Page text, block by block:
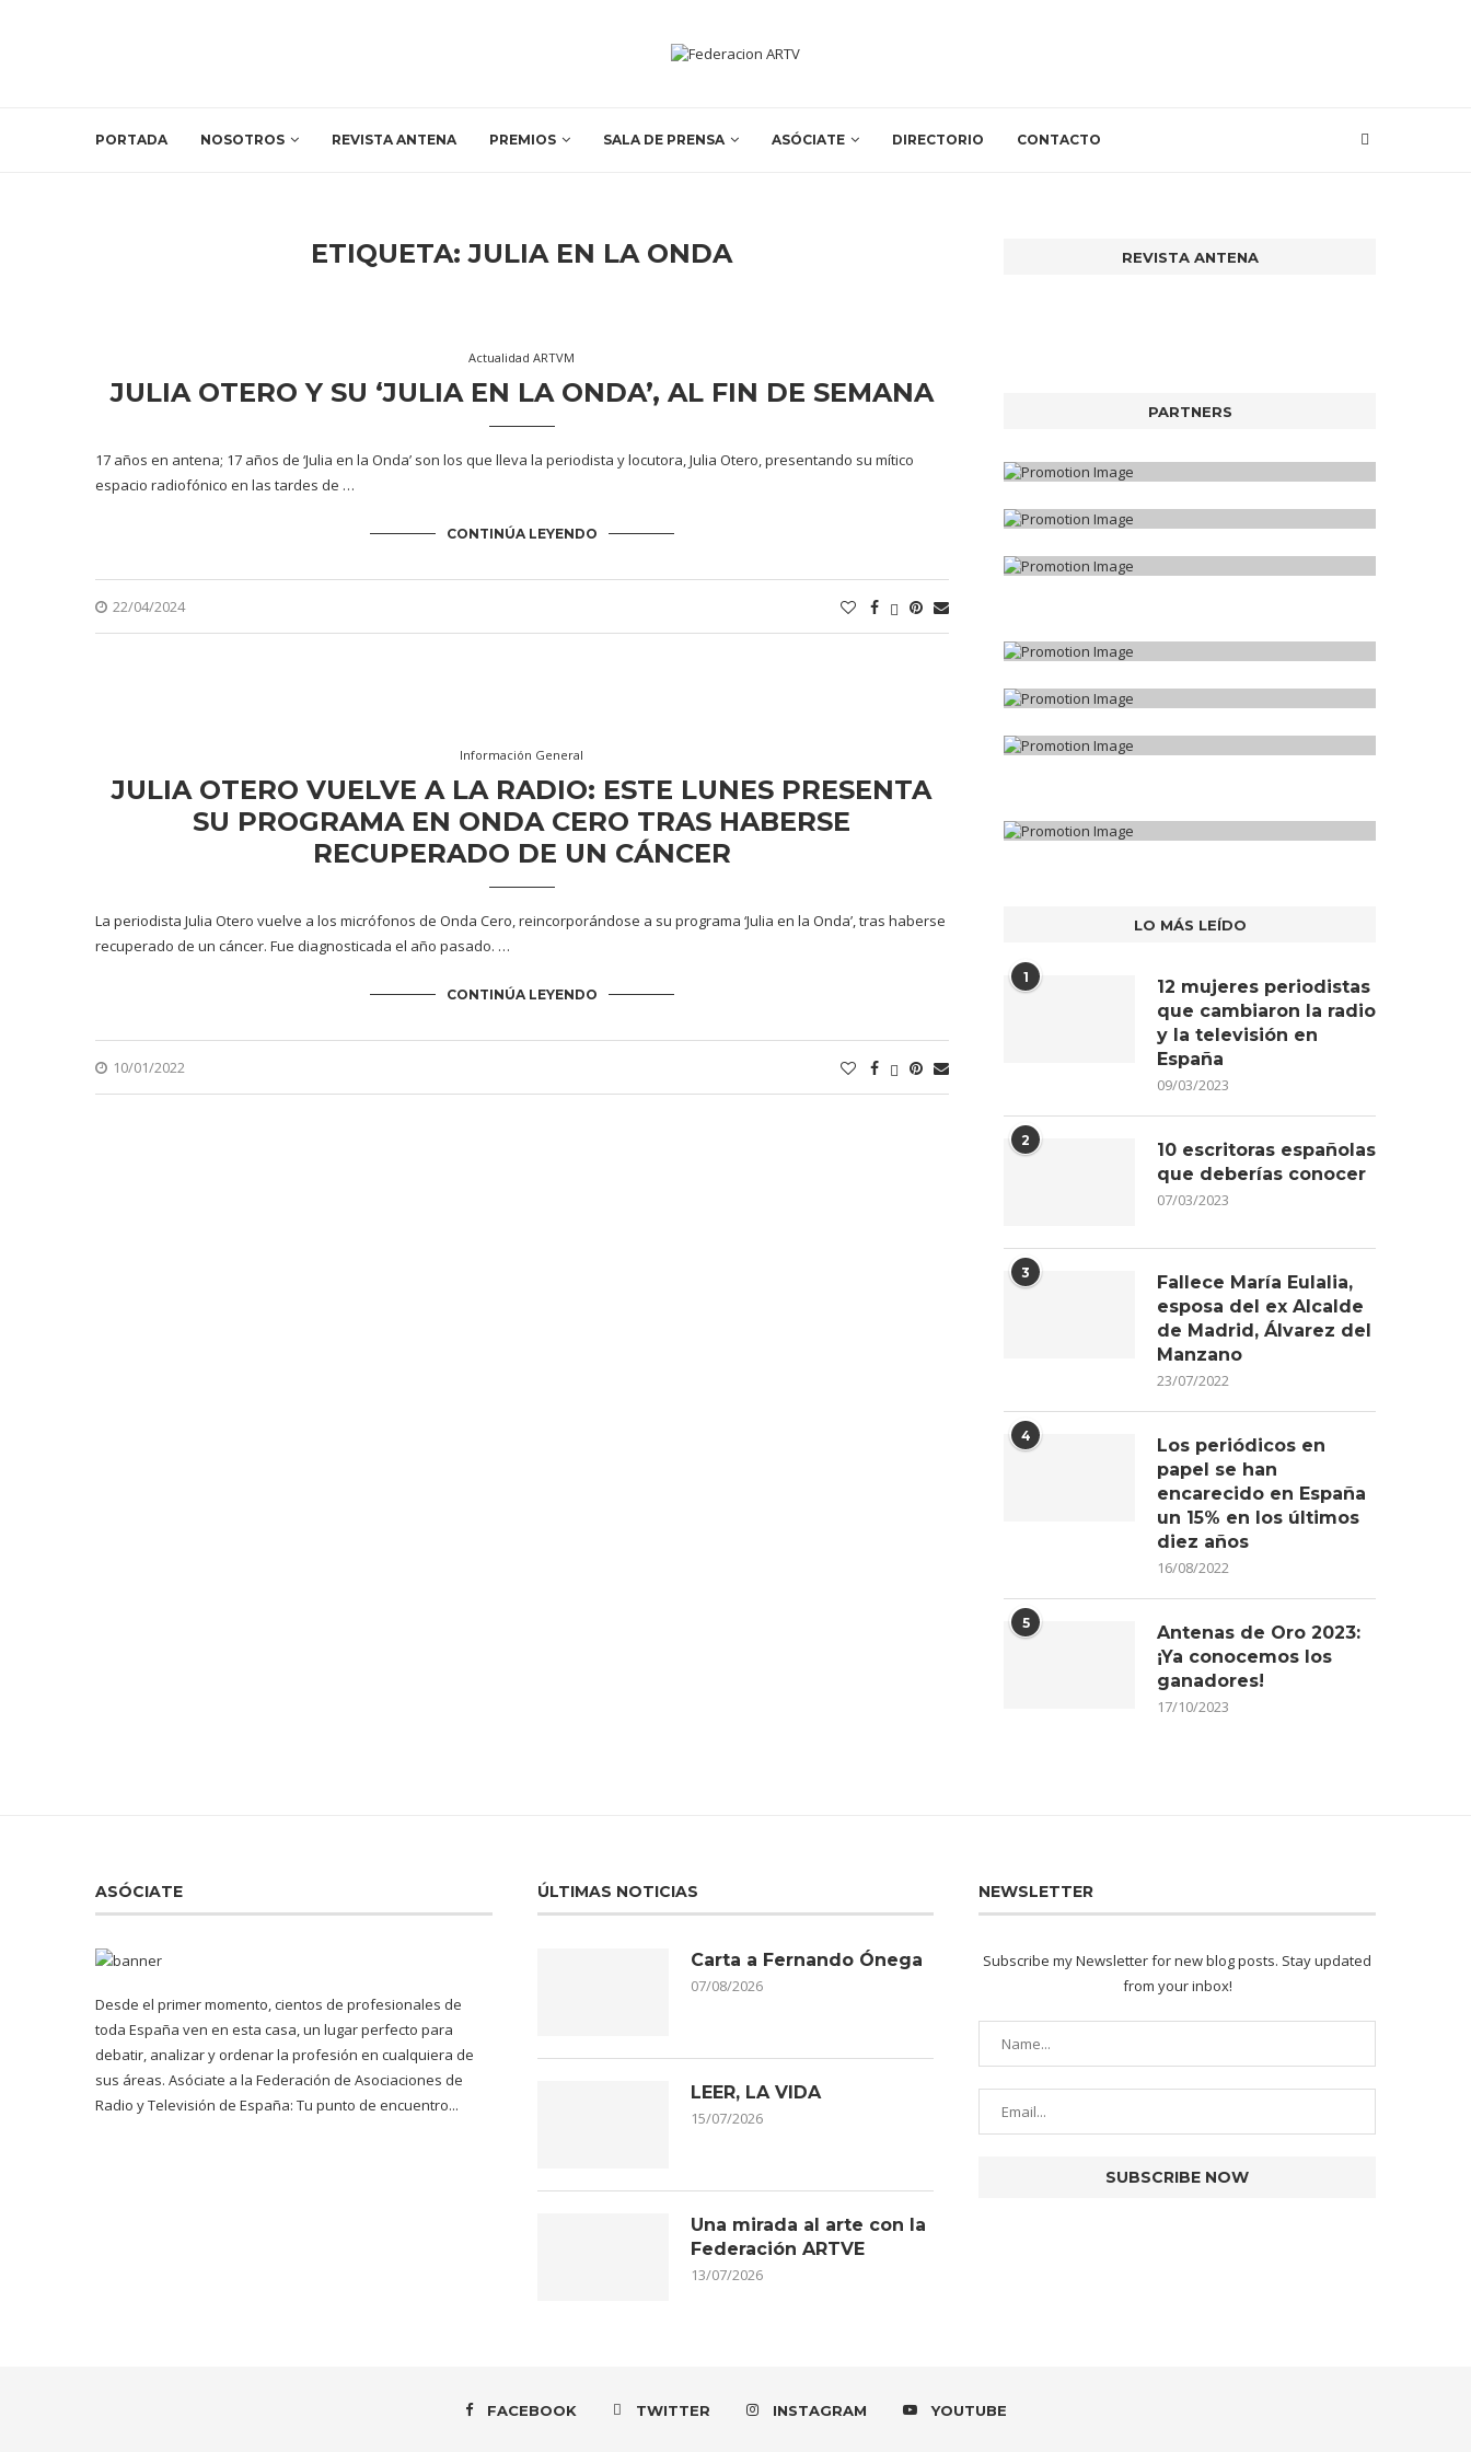
PORTADA NOSOTROS REVISTA ANTENA PREMIOS SALA DE PRENSA ASÓCIATE DIRECTORIO CONTACTO
ETIQUETA:JULIA EN LA ONDA
Actualidad ARTVM
JULIA OTERO Y SU ‘JULIA EN LA ONDA’, AL FIN DE SEMANA
17 años en antena; 17 años de ‘Julia en la Onda’ son los que lleva la periodista y locutora, Julia Otero, presentando su mítico
espacio radiofónico en las tardes de …
CONTINÚA LEYENDO
22/04/2024
Información General
JULIA OTERO VUELVE A LA RADIO: ESTE LUNES PRESENTA
SU PROGRAMA EN ONDA CERO TRAS HABERSE
RECUPERADO DE UN CÁNCER
La periodista Julia Otero vuelve a los micrófonos de Onda Cero, reincorporándose a su programa ‘Julia en la Onda’, tras haberse
recuperado de un cáncer. Fue diagnosticada el año pasado. …
CONTINÚA LEYENDO
10/01/2022
REVISTA ANTENA
PARTNERS
LO MÁS LEÍDO
1
12 mujeres periodistas
que cambiaron la radio
y la televisión en
España
09/03/2023
2
10 escritoras españolas
que deberías conocer
07/03/2023
3
Fallece María Eulalia,
esposa del ex Alcalde
de Madrid, Álvarez del
Manzano
23/07/2022
4
Los periódicos en
papel se han
encarecido en España
un 15% en los últimos
diez años
16/08/2022
5
Antenas de Oro 2023:
¡Ya conocemos los
ganadores!
17/10/2023
ASÓCIATE
Desde el primer momento, cientos de profesionales de
toda España ven en esta casa, un lugar perfecto para
debatir, analizar y ordenar la profesión en cualquiera de
sus áreas. Asóciate a la Federación de Asociaciones de
Radio y Televisión de España: Tu punto de encuentro...
ÚLTIMAS NOTICIAS
Carta a Fernando Ónega
07/08/2026
LEER, LA VIDA
15/07/2026
Una mirada al arte con la
Federación ARTVE
13/07/2026
NEWSLETTER
Subscribe my Newsletter for new blog posts. Stay updated
from your inbox!
FACEBOOK TWITTER INSTAGRAM YOUTUBE